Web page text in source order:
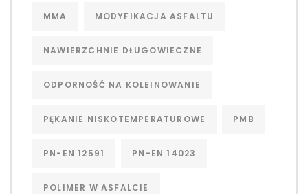
MMA MODYFIKACJA ASFALTU
NAWIERZCHNIE DŁUGOWIECZNE
ODPORNOŚĆ NA KOLEINOWANIE
PĘKANIE NISKOTEMPERATUROWE PMB
PN-EN 12591 PN-EN 14023
POLIMER W ASFALCIE